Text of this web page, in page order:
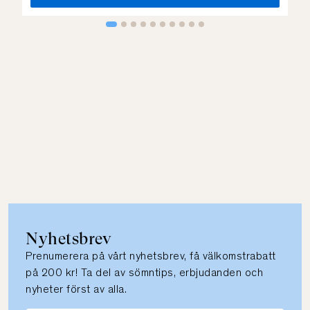
Nyhetsbrev
Prenumerera på vårt nyhetsbrev, få välkomstrabatt
på 200 kr! Ta del av sömntips, erbjudanden och
nyheter först av alla.